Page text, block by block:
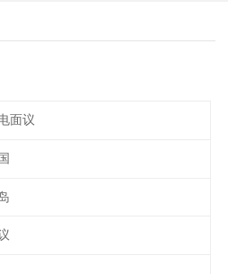
面议